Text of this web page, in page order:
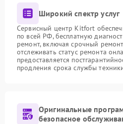
Широкий спектр услуг
Сервисный центр Kitfort
по всей РФ, бесплатную
ремонт, включая срочный
отслеживать статус ремонта
предоставляется
продления срока службы
Оригинальные
безопасное